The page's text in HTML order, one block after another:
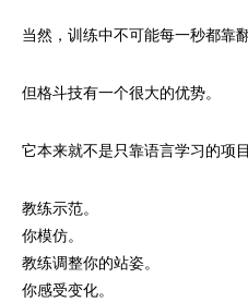
当然，训练中不可能每一秒都靠翻
但格斗技有一个很大的优势。
它本来就不是只靠语言学习的项目
教练示范。
你模仿。
教练调整你的站姿。
你感受变化。